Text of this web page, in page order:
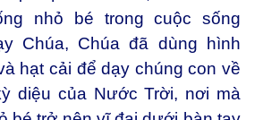
nhỏ bé trong cuộc sống
Chúa, Chúa đã dùng hình
hạt cải để dạy chúng con về
diệu của Nước Trời, nơi mà